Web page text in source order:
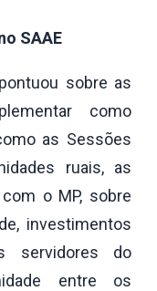
SAAE
sobre as
como
as Sessões
ruais, as
o MP, sobre
investimentos
servidores do
entre os